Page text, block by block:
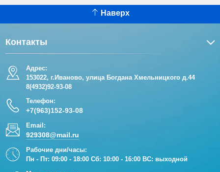
Наверх
Контакты
Адрес:
153022, г.Иваново, улица Богдана Хмельницкого д.44
8(4932)92-93-08
Телефон:
+7(963)152-93-08
Email:
929308@mail.ru
Рабочие дни/часы:
Пн - Пт: 09:00 - 18:00 Сб: 10:00 - 16:00 ВС: выходной